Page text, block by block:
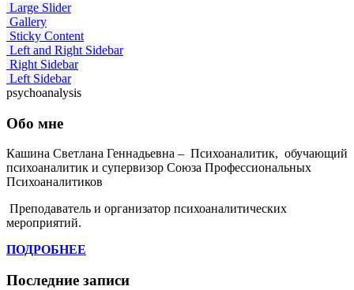
Large Slider
Gallery
Sticky Content
Left and Right Sidebar
Right Sidebar
Left Sidebar
psychoanalysis
Обо мне
Кашина Светлана Геннадьевна – Психоаналитик, обучающий
психоаналитик и супервизор Союза Профессиональных
Психоаналитиков
Преподаватель и организатор психоаналитических
мероприятий.
ПОДРОБНЕЕ
Последние записи